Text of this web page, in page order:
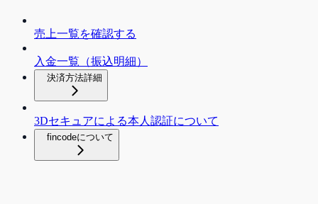
売上一覧を確認する
入金一覧（振込明細）
決済方法詳細
3Dセキュアによる本人認証について
fincodeについて